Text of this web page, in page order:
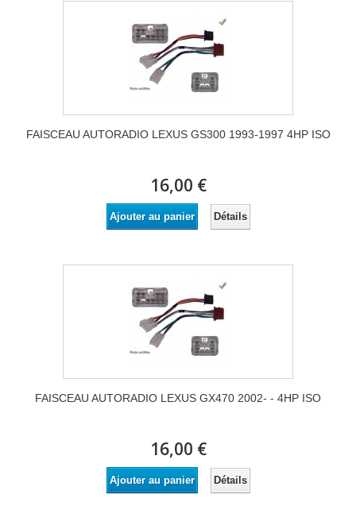
FAISCEAU AUTORADIO LEXUS GS300 1993-1997 4HP ISO
16,00 €
Ajouter au panier Détails
FAISCEAU AUTORADIO LEXUS GX470 2002- - 4HP ISO
16,00 €
Ajouter au panier Détails